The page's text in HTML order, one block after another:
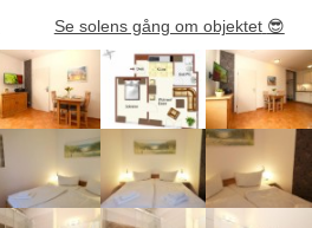
Se solens gång om objektet 😎